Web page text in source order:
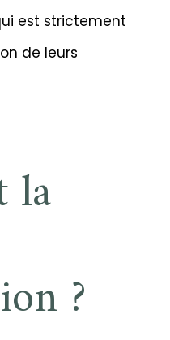
est strictement
de leurs
la
?